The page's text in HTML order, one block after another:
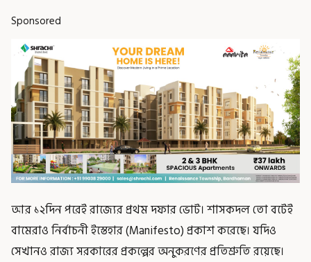
Sponsored
আর ১২দিন পরেই রাজ্যের প্রথম দফার ভোট। শাসকদল তো বটেই
বামেরাও নির্বাচনী ইস্তেহার (Manifesto) প্রকাশ করেছে। যদিও
সেখানও রাজ্য সরকারের প্রকল্পের অনুকরণের প্রতিশ্রুতি রয়েছে।